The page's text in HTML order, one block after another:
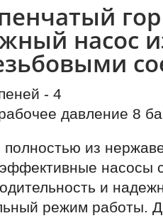
насос
- 4
давление 8
полностью из
насосы
и
режим работы.